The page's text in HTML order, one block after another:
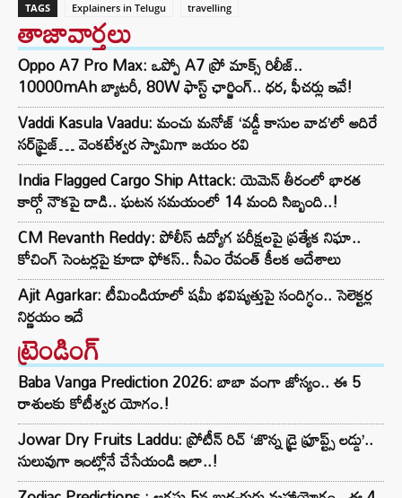
TAGS Explainers in Telugu travelling
తాజావార్తలు
Oppo A7 Pro Max: ఒప్పో A7 ప్రో మాక్స్ రిలీజ్..
10000mAh బ్యాటరీ, 80W ఫాస్ట్ ఛార్జింగ్.. ధర, ఫీచర్లు ఇవే!
Vaddi Kasula Vaadu: మంచు మనోజ్ ‘వడ్డీ కాసుల వాడ’లో అదిరే
సర్‌ప్రైజ్… వెంకటేశ్వర స్వామిగా జయం రవి
India Flagged Cargo Ship Attack: యెమెన్ తీరంలో భారత
కార్గో నౌకపై దాడి.. ఘటన సమయంలో 14 మంది సిబ్బంది..!
CM Revanth Reddy: పోలీస్ ఉద్యోగ పరీక్షలపై ప్రత్యేక నిఘా..
కోచింగ్ సెంటర్లపై కూడా ఫోకస్.. సీఎం రేవంత్ కీలక ఆదేశాలు
Ajit Agarkar: టీమిండియాలో షమీ భవిష్యత్తుపై సందిగ్ధం.. సెలెక్టర్ల
నిర్ణయం ఇదే
ట్రెండింగ్‌
Baba Vanga Prediction 2026: బాబా వంగా జోస్యం.. ఈ 5
రాశులకు కోటీశ్వర యోగం.!
Jowar Dry Fruits Laddu: ప్రోటీన్ రిచ్ ‘జొన్న డ్రై ఫ్రూప్ట్స్ లడ్డు’..
సులువుగా ఇంట్లోనే చేసేయండి ఇలా..!